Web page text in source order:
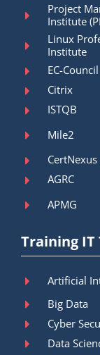
Project
Institute
Linux
Institute
EC-Council
Citrix
ISTQB
Mile2
CertNexus
AGRC
APMG
Training IT
Artificial
Big Data
Cyber
Data